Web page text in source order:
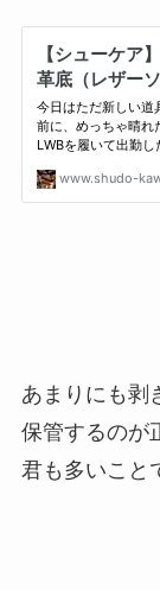
あまりにも剥
保管するのが
君も多いこと